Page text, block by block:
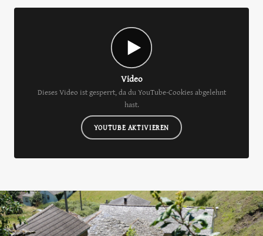
Video
Dieses Video ist gesperrt, da du YouTube-Cookies abgelehnt
hast.
YOUTUBE AKTIVIEREN